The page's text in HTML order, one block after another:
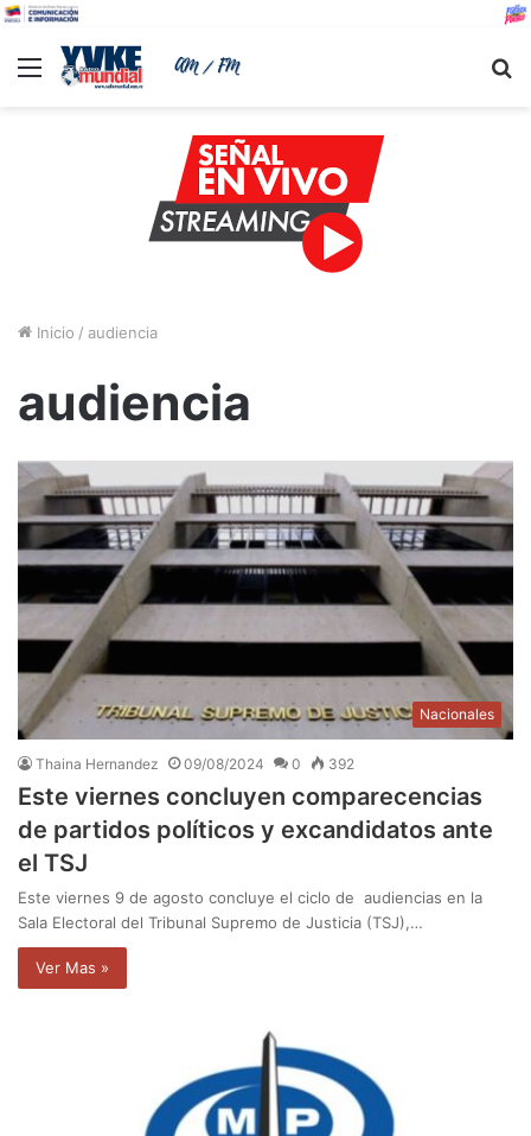
Menu
Inicio / audiencia
audiencia
Nacionales
Thaina Hernandez 09/08/2024 0 392
Este viernes concluyen comparecencias
de partidos políticos y excandidatos ante
el TSJ
Este viernes 9 de agosto concluye el ciclo de audiencias en la
Sala Electoral del Tribunal Supremo de Justicia (TSJ),…
Ver Mas »